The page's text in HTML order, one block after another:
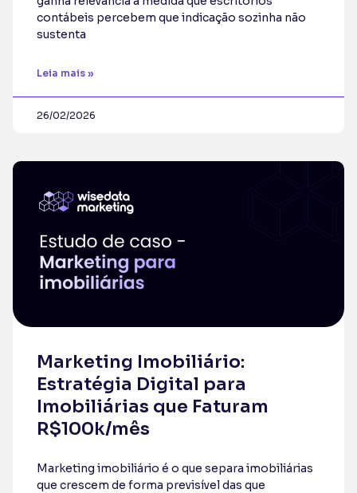
contábeis percebem que indicação sozinha não
sustenta
Leia mais »
26/02/2026
Marketing Imobiliário:
Estratégia Digital para
Imobiliárias que Faturam
R$100k/mês
Marketing imobiliário é o que separa imobiliárias
que crescem de forma previsível das que